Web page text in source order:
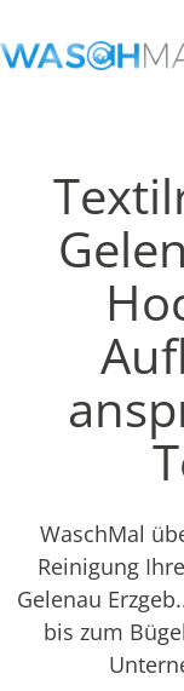
WaschMal
Reinigung
Gelenau
bis zum